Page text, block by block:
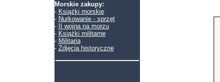
Morskie zakupy:
- Książki morskie
- Nurkowanie - sprzęt
-
II wojna na morzu
- Książki militarne
- Militaria
- Zdjęcia historyczne